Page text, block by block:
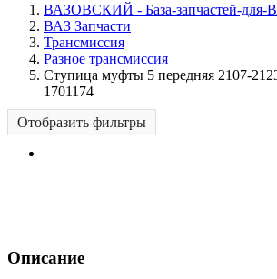
ВАЗОВСКИЙ - База-запчастей-для-
ВАЗ Запчасти
Трансмиссия
Разное трансмиссия
Ступица муфты 5 передняя 2107-
1701174
Отобразить фильтры
Описание